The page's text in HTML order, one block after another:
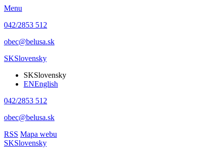
Menu
042/2853 512
obec@belusa.sk
SKSlovensky
SKSlovensky
ENEnglish
042/2853 512
obec@belusa.sk
RSS Mapa webu
SKSlovensky